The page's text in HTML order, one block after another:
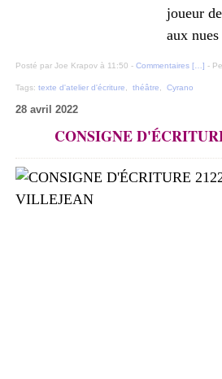
joueur
aux
Posté par Joe Krapov à 11:50 - Commentaires [ ] -
Tags: texte d'atelier d'écriture théâtre Cyrano
28 avril 2022
CONSIGNE